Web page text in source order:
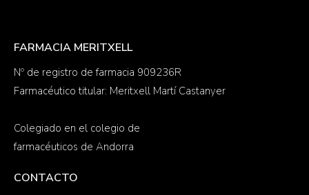
FARMACIA MERITXELL
Nº de registro de farmacia 909236R
Farmacéutico titular: Meritxell Martí Castanyer
Colegiado en el colegio de
farmacéuticos de Andorra
CONTACTO